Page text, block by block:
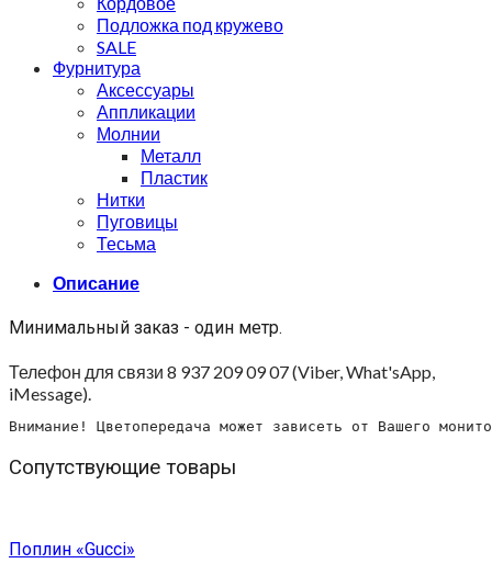
Подложка под кружево
SALE
Фурнитура
Аксессуары
Аппликации
Молнии
Металл
Пластик
Нитки
Пуговицы
Тесьма
Описание
Минимальный заказ - один метр.
Телефон для связи 8 937 209 09 07 (Viber, What'sApp,
iMessage).
Внимание! Цветопередача может зависеть от Вашего
Сопутствующие товары
Поплин «Gucci»